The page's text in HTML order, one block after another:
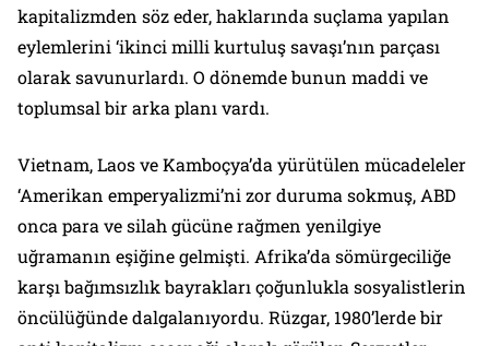
kapitalizmden söz eder, haklarında suçlama yapılan
eylemlerini ‘ikinci milli kurtuluş savaşı’nın parçası
olarak savunurlardı. O dönemde bunun maddi ve
toplumsal bir arka planı vardı.
Vietnam, Laos ve Kamboçya’da yürütülen mücadeleler
‘Amerikan emperyalizmi’ni zor duruma sokmuş, ABD
onca para ve silah gücüne rağmen yenilgiye
uğramanın eşiğine gelmişti. Afrika’da sömürgeciliğe
karşı bağımsızlık bayrakları çoğunlukla sosyalistlerin
öncülüğünde dalgalanıyordu. Rüzgar, 1980’lerde bir